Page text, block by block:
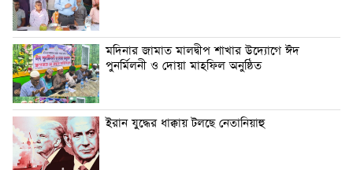
মদিনার জামাত মালদ্বীপ শাখার উদ্যোগে ঈদ
পুনর্মিলনী ও দোয়া মাহফিল অনুষ্ঠিত
ইরান যুদ্ধের ধাক্কায় টলছে নেতানিয়াহু